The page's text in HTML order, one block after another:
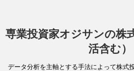
専業投資家オジサンの株
活含む）
データ分析を主軸とする手法によって株式